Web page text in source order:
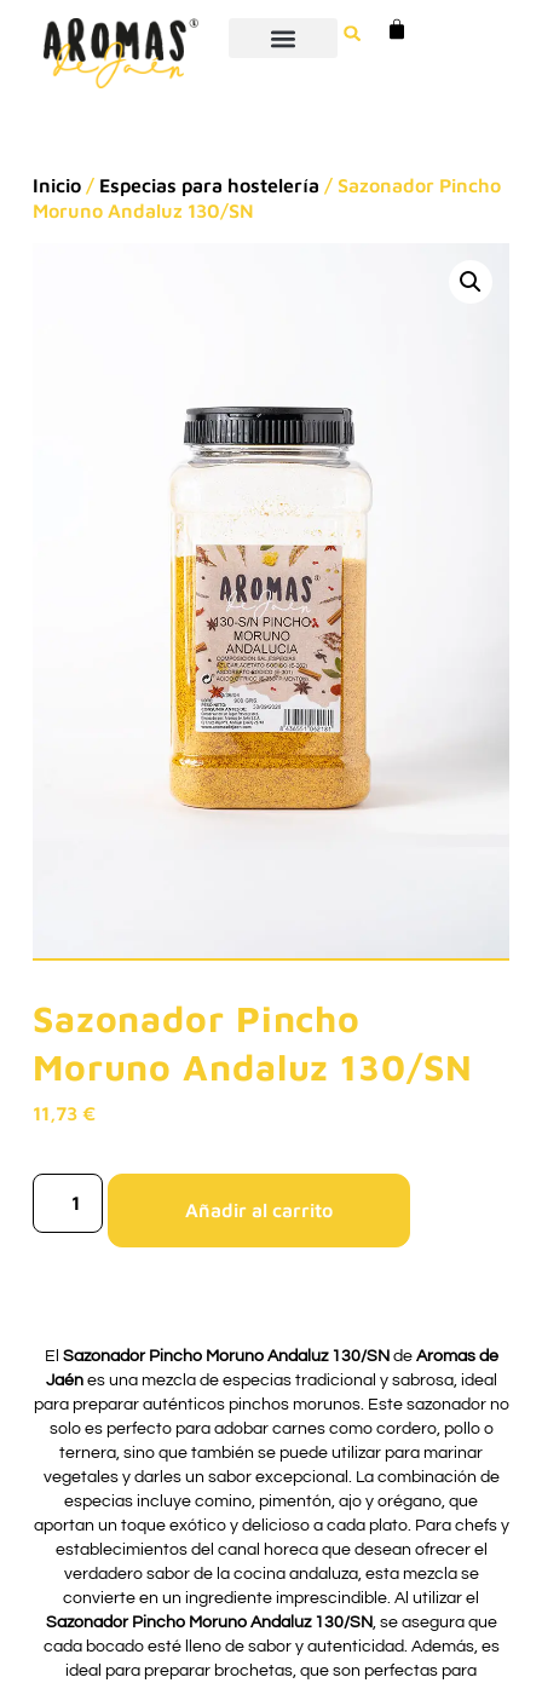
Inicio/ Especias para hostelería / Sazonador Pincho
Moruno Andaluz 130/SN
Sazonador Pincho
Moruno Andaluz 130/SN
11,73 €
Añadir al carrito
El Sazonador Pincho Moruno Andaluz 130/SN de Aromas de
Jaénes una mezcla de especias tradicional y sabrosa, ideal
para preparar auténticos pinchos morunos. Este sazonador no
solo es perfecto para adobar carnes como cordero, pollo o
ternera, sino que también se puede utilizar para marinar
vegetales y darles un sabor excepcional. La combinación de
especias incluye comino, pimentón, ajo y orégano, que
aportan un toque exótico y delicioso a cada plato. Para chefs y
establecimientos del canal horeca que desean ofrecer el
verdadero sabor de la cocina andaluza, esta mezcla se
convierte en un ingrediente imprescindible. Al utilizar el
Sazonador Pincho Moruno Andaluz 130/SN, se asegura que
cada bocado esté lleno de sabor y autenticidad. Además, es
ideal para preparar brochetas, que son perfectas para